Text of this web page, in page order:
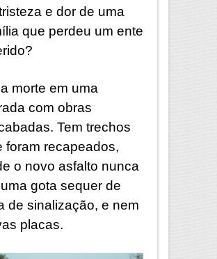
e dor de uma
que perdeu um ente
morte em uma
com obras
Tem trechos
foram recapeados,
o novo asfalto nunca
gota sequer de
de sinalização, e nem
placas.